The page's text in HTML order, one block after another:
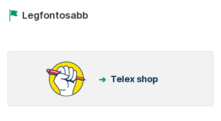
Legfontosabb
Telex shop